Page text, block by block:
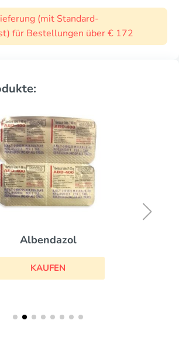
(mit Standard-
für Bestellungen über € 172
Albendazol
KAUFEN